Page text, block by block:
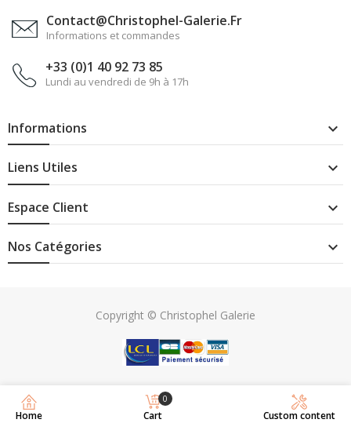
Home
0
Cart Custom content
Contact@christophel-Galerie.fr
Informations et commandes
+33 (0)1 40 92 73 85
Lundi au vendredi de 9h à 17h
Informations 
Liens Utiles 
Espace Client 
Nos Catégories 
Copyright © Christophel Galerie